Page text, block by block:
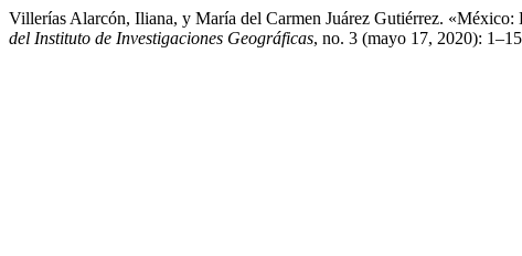
Villerías Alarcón, Iliana, y María del Carmen Juárez Gutiérrez.
del Instituto de Investigaciones Geográficas, no. 3 (mayo 17, 2020):